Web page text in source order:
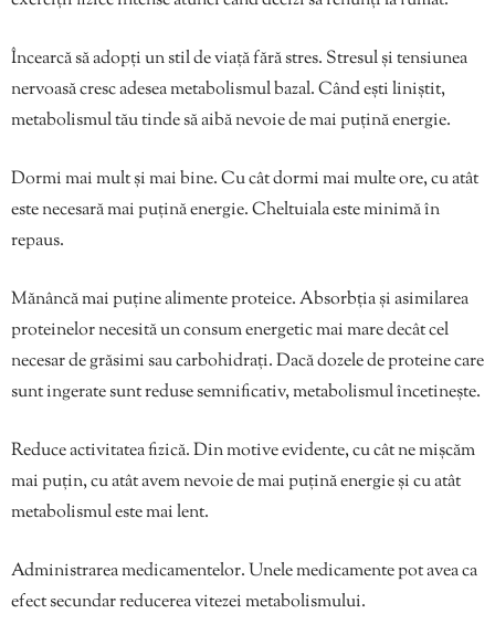
Încearcă să adopți un stil de viață fără stres. Stresul și tensiunea
nervoasă cresc adesea metabolismul bazal. Când ești liniștit,
metabolismul tău tinde să aibă nevoie de mai puțină energie.
Dormi mai mult și mai bine. Cu cât dormi mai multe ore, cu atât
este necesară mai puțină energie. Cheltuiala este minimă în
repaus.
Mănâncă mai puține alimente proteice. Absorbția și asimilarea
proteinelor necesită un consum energetic mai mare decât cel
necesar de grăsimi sau carbohidrați. Dacă dozele de proteine ​​care
sunt ingerate sunt reduse semnificativ, metabolismul încetinește.
Reduce activitatea fizică. Din motive evidente, cu cât ne mișcăm
mai puțin, cu atât avem nevoie de mai puțină energie și cu atât
metabolismul este mai lent.
Administrarea medicamentelor. Unele medicamente pot avea ca
efect secundar reducerea vitezei metabolismului.